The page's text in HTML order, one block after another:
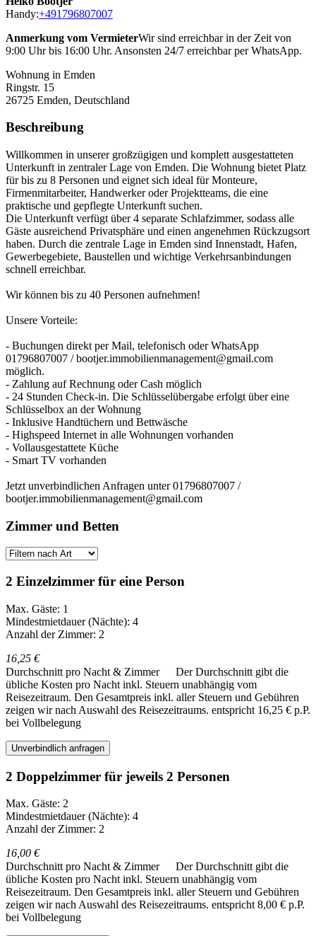
Handy:+491796807007
Anmerkung vom VermieterWir sind erreichbar in der Zeit von
9:00 Uhr bis 16:00 Uhr. Ansonsten 24/7 erreichbar per WhatsApp.
Wohnung in Emden
Ringstr. 15
26725 Emden, Deutschland
Beschreibung
Willkommen in unserer großzügigen und komplett ausgestatteten
Unterkunft in zentraler Lage von Emden. Die Wohnung bietet Platz
für bis zu 8 Personen und eignet sich ideal für Monteure,
Firmenmitarbeiter, Handwerker oder Projektteams, die eine
praktische und gepflegte Unterkunft suchen.
Die Unterkunft verfügt über 4 separate Schlafzimmer, sodass alle
Gäste ausreichend Privatsphäre und einen angenehmen Rückzugsort
haben. Durch die zentrale Lage in Emden sind Innenstadt, Hafen,
Gewerbegebiete, Baustellen und wichtige Verkehrsanbindungen
schnell erreichbar.
Wir können bis zu 40 Personen aufnehmen!
Unsere Vorteile:
- Buchungen direkt per Mail, telefonisch oder WhatsApp
01796807007 / bootjer.immobilienmanagement@gmail.com
möglich.
- Zahlung auf Rechnung oder Cash möglich
- 24 Stunden Check-in. Die Schlüsselübergabe erfolgt über eine
Schlüsselbox an der Wohnung
- Inklusive Handtüchern und Bettwäsche
- Highspeed Internet in alle Wohnungen vorhanden
- Vollausgestattete Küche
- Smart TV vorhanden
Jetzt unverbindlichen Anfragen unter 01796807007 /
bootjer.immobilienmanagement@gmail.com
Zimmer und Betten
2 Einzelzimmer für eine Person
Max. Gäste: 1
Mindestmietdauer (Nächte): 4
Anzahl der Zimmer: 2
16,25 €
Durchschnitt pro Nacht & Zimmer
Der Durchschnitt gibt die
übliche Kosten pro Nacht inkl. Steuern unabhängig vom
Reisezeitraum. Den Gesamtpreis inkl. aller Steuern und Gebühren
zeigen wir nach Auswahl des Reisezeitraums. entspricht 16,25 € p.P.
bei Vollbelegung
Unverbindlich anfragen
2 Doppelzimmer für jeweils 2 Personen
Max. Gäste: 2
Mindestmietdauer (Nächte): 4
Anzahl der Zimmer: 2
16,00 €
Durchschnitt pro Nacht & Zimmer
Der Durchschnitt gibt die
übliche Kosten pro Nacht inkl. Steuern unabhängig vom
Reisezeitraum. Den Gesamtpreis inkl. aller Steuern und Gebühren
zeigen wir nach Auswahl des Reisezeitraums. entspricht 8,00 € p.P.
bei Vollbelegung